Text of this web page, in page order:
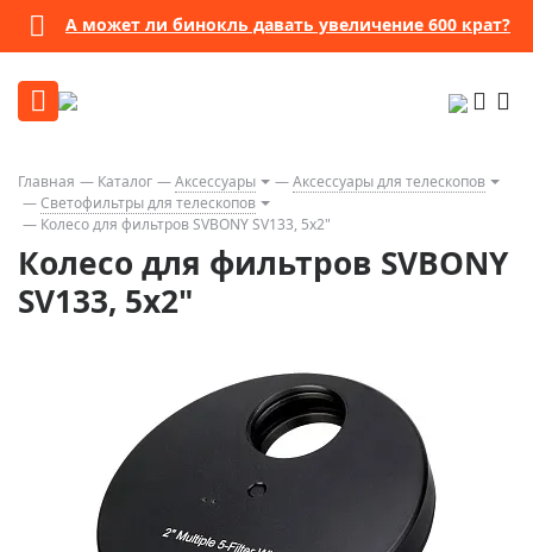
А может ли бинокль давать увеличение 600 крат?
Главная Каталог Аксессуары
Аксессуары для телескопов
Светофильтры для телескопов
Колесо для фильтров SVBONY SV133, 5х2"
Колесо для фильтров SVBONY
SV133, 5х2"